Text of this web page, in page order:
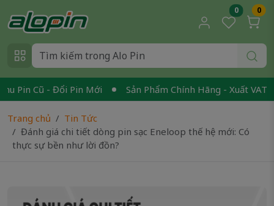
0 0
- Đổi Pin Mới Sản Phẩm Chính Hãng - Xuất VAT Mua
Trang chủ
Tin Tức
Đánh giá chi tiết dòng pin sạc Eneloop thế hệ mới: Có
thực sự bền như lời đồn?